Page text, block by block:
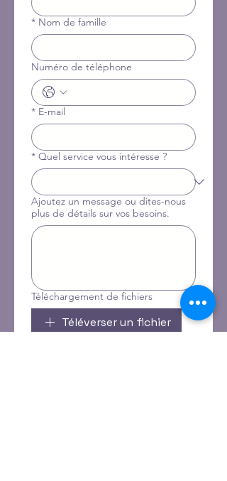
* Nom de famille
Numéro de téléphone
* E-mail
* Quel service vous intéresse ?
Ajoutez un message ou dites-nous
plus de détails sur vos besoins.
Téléchargement de fichiers
Téléverser un fichier